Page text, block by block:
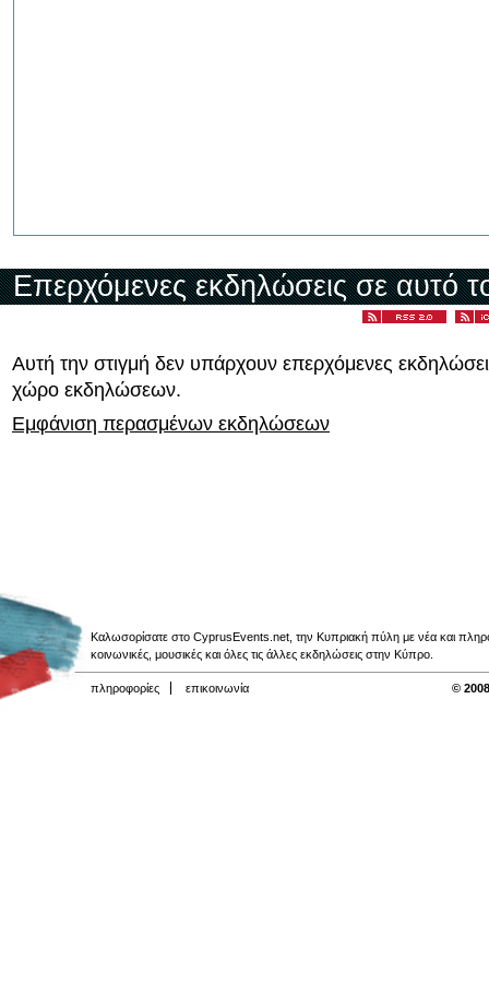
Επερχόμενες εκδηλώσεις σε αυτό
Αυτή την στιγμή δεν υπάρχουν επερχόμενες
χώρο εκδηλώσεων.
Εμφάνιση περασμένων εκδηλώσεων
Καλωσορίσατε στο CyprusEvents.net, την Κυπριακή πύλη με νέα και
κοινωνικές, μουσικές και όλες τις άλλες εκδηλώσεις στην Κύπρο.
πληροφορίες επικοινωνία ©